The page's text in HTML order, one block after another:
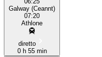
Galway (Ceannt)
07:20
Athlone
diretto
0 h 55 min